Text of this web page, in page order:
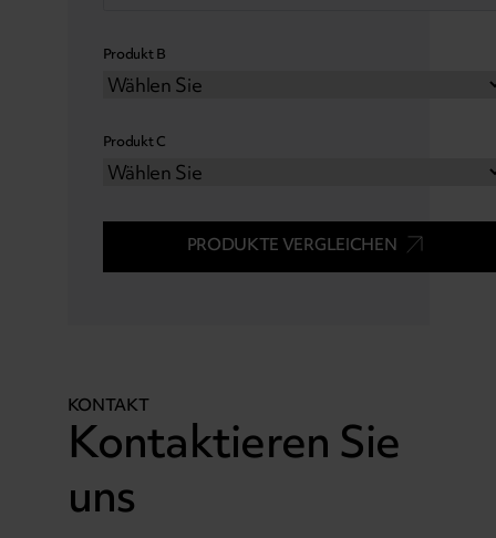
Produkt B
Produkt C
PRODUKTE VERGLEICHEN
KONTAKT
Kontaktieren Sie
uns